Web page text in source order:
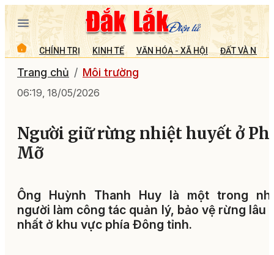
CHÍNH TRỊ KINH TẾ VĂN HÓA - XÃ HỘI ĐẤT VÀ
Trang chủ Môi trường
06:19, 18/05/2026
Người giữ rừng nhiệt huyết ở
Mỡ
Ông Huỳnh Thanh Huy là một trong
người làm công tác quản lý, bảo vệ rừng lâu
nhất ở khu vực phía Đông tỉnh.